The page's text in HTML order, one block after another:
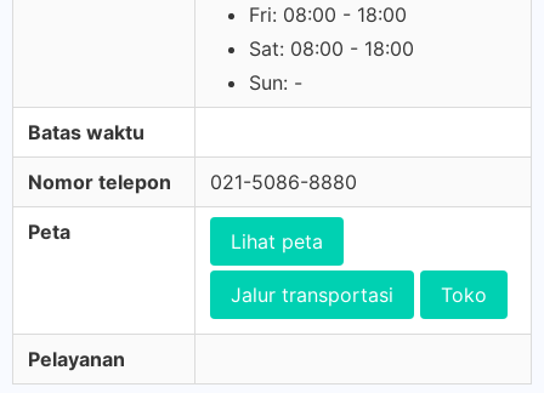
Fri: 08:00 - 18:00
Sat: 08:00 - 18:00
Sun: -
Batas waktu
Nomor telepon 021-5086-8880
Peta Lihat peta
Jalur transportasi Toko
Pelayanan